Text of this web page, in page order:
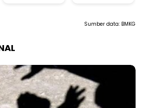
Sumber data: BMKG